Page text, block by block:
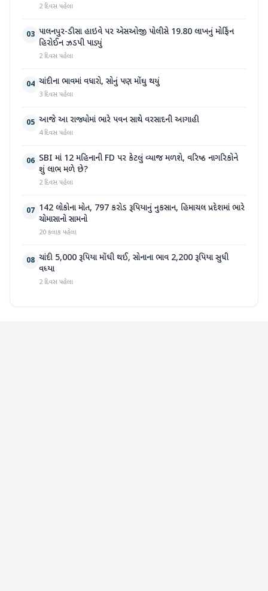
2 દિવસ પહેલા
03 પાલનપુર-ડીસા હાઇવે પર એસઓજી પોલીસે 19.80 લાખનું મોર્ફિન
હિરોઈન ઝડપી પાડ્યું
2 દિવસ પહેલા
04 ચાંદીના ભાવમાં વધારો, સોનું પણ મોંઘુ થયું
3 દિવસ પહેલા
05 આજે આ રાજ્યોમાં ભારે પવન સાથે વરસાદની આગાહી
4 દિવસ પહેલા
06 SBI માં 12 મહિનાની FD પર કેટલું વ્યાજ મળશે, વરિષ્ઠ નાગરિકોને
શું લાભ મળે છે?
2 દિવસ પહેલા
07 142 લોકોના મોત, 797 કરોડ રૂપિયાનું નુકસાન, હિમાચલ પ્રદેશમાં ભારે
ચોમાસાનો સામનો
20 કલાક પહેલા
08 ચાંદી 5,000 રૂપિયા મોંઘી થઈ, સોનાના ભાવ 2,200 રૂપિયા સુધી
વધ્યા
2 દિવસ પહેલા